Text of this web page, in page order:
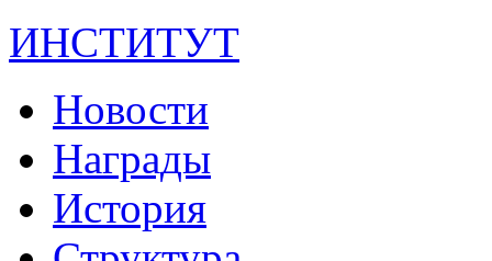
ИНСТИТУТ
Новости
Награды
История